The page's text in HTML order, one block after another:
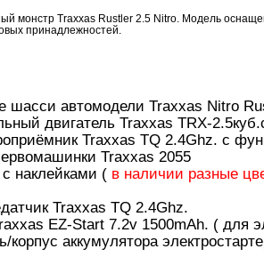
монстр Traxxas Rustler 2.5 Nitro. Модель
принадлежностей.
шасси автомодели Traxxas Nitro
двигатель Traxxas TRX-
Traxxas TQ 2.4Ghz. с
Traxxas 2055
наклейками ( в наличии разные
Traxxas TQ 2.4Ghz.
EZ-Start 7.2v 1500mAh. ( для
аккумулятора